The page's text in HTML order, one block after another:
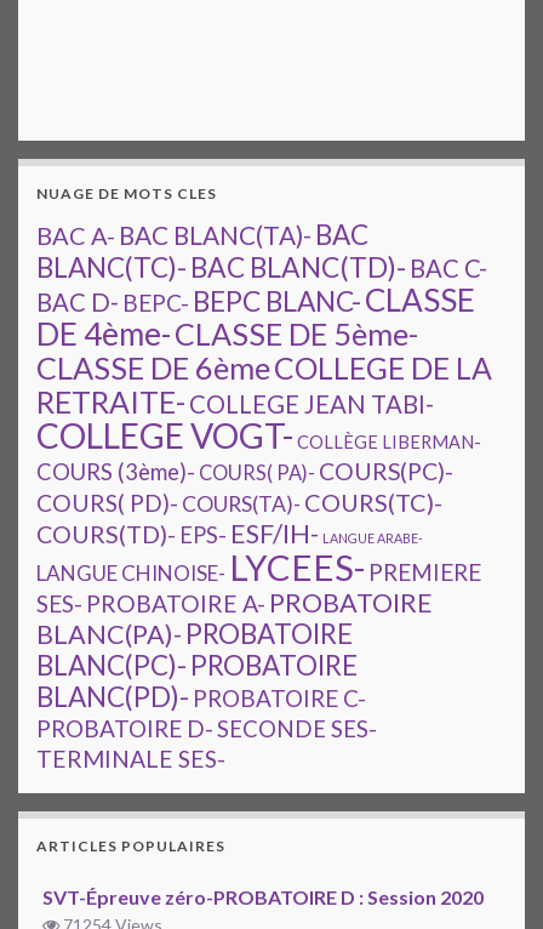
NUAGE DE MOTS CLES
BAC A- BAC BLANC(TA)- BAC
BLANC(TC)- BAC BLANC(TD)- BAC C-
BAC D- BEPC- BEPC BLANC-CLASSE
DE 4ème-CLASSE DE 5ème-
CLASSE DE 6èmeCOLLEGE DE LA
RETRAITE- COLLEGE JEAN TABI-
COLLEGE VOGT- COLLÈGE LIBERMAN-
COURS (3ème)- COURS( PA)- COURS(PC)-
COURS( PD)- COURS(TA)- COURS(TC)-
COURS(TD)- EPS- ESF/IH- LANGUE ARABE-
LANGUE CHINOISE- LYCEES- PREMIERE
SES- PROBATOIRE A- PROBATOIRE
BLANC(PA)- PROBATOIRE
BLANC(PC)- PROBATOIRE
BLANC(PD)- PROBATOIRE C-
PROBATOIRE D-SECONDE SES-
TERMINALE SES-
ARTICLES POPULAIRES
SVT-Épreuve zéro-PROBATOIRE D : Session 2020